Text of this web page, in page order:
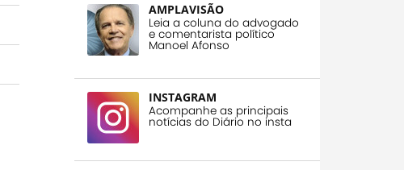
AMPLAVISÃO
Leia a coluna do advogado
e comentarista político
Manoel Afonso
INSTAGRAM
Acompanhe as principais
notícias do Diário no insta